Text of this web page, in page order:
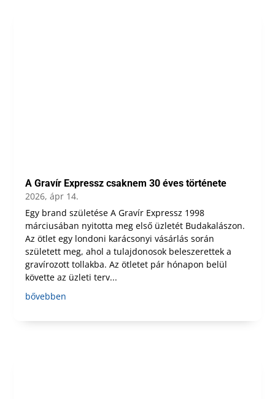
A Gravír Expressz csaknem 30 éves története
2026, ápr 14.
Egy brand születése A Gravír Expressz 1998
márciusában nyitotta meg első üzletét Budakalászon.
Az ötlet egy londoni karácsonyi vásárlás során
született meg, ahol a tulajdonosok beleszerettek a
gravírozott tollakba. Az ötletet pár hónapon belül
követte az üzleti terv...
bővebben